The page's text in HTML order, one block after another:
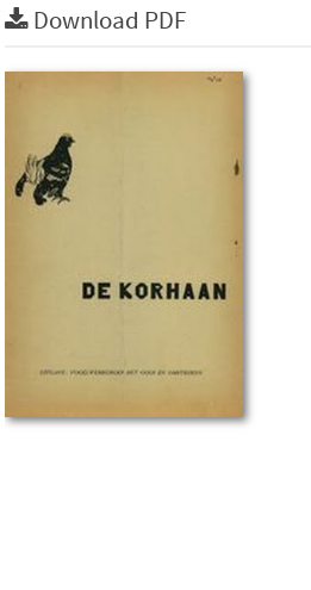
Download PDF